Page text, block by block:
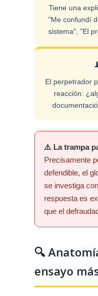
Tiene una
"Me confundí
sistema", "El
El perpetrador
reacción:
⚠️ La trampa
Precisamente
defendible, el
se investiga
respuesta es
que el
🔍
ensayo